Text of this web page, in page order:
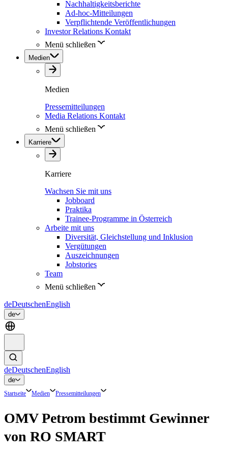
Nachhaltigkeitsberichte
Ad-hoc-Mitteilungen
Verpflichtende Veröffentlichungen
Investor Relations Kontakt
Menü schließen
Medien
Medien
Pressemitteilungen
Media Relations Kontakt
Menü schließen
Karriere
Karriere
Wachsen Sie mit uns
Jobboard
Praktika
Trainee-Programme in Österreich
Arbeite mit uns
Diversität, Gleichstellung und Inklusion
Vergütungen
Auszeichnungen
Jobstories
Team
Menü schließen
deDeutschenEnglish
de
deDeutschenEnglish
de
Startseite Medien Pressemitteilungen
OMV Petrom bestimmt Gewinner
von RO SMART